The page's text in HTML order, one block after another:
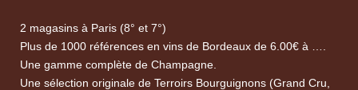
2 magasins à Paris (8° et 7°)
Plus de 1000 références en vins de Bordeaux de 6.00€ à ….
Une gamme complète de Champagne.
Une sélection originale de Terroirs Bourguignons (Grand Cru,